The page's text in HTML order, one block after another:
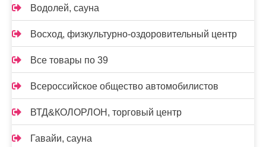
Водолей, сауна
Восход, физкультурно-оздоровительный центр
Все товары по 39
Всероссийское общество автомобилистов
ВТД&КОЛОРЛОН, торговый центр
Гавайи, сауна